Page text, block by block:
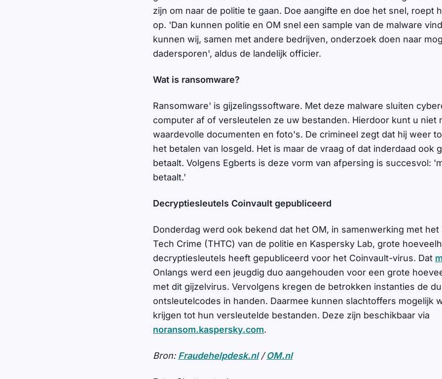
zijn om naar de politie te gaan. Doe aangifte en doe het snel, roept
op. 'Dan kunnen politie en OM snel een sample van de malware
kunnen wij, samen met andere bedrijven, onderzoek doen naar
dadersporen', aldus de landelijk officier.
Wat is ransomware?
Ransomware' is gijzelingssoftware. Met deze malware sluiten
computer af of versleutelen ze uw bestanden. Hierdoor kunt u niet
waardevolle documenten en foto's. De crimineel zegt dat hij weer
het betalen van losgeld. Het is maar de vraag of dat inderdaad ook
betaalt. Volgens Egberts is deze vorm van afpersing is succesvol:
betaalt.'
Decryptiesleutels Coinvault gepubliceerd
Donderdag werd ook bekend dat het OM, in samenwerking met het
Tech Crime (THTC) van de politie en Kaspersky Lab, grote
decryptiesleutels heeft gepubliceerd voor het Coinvault-virus. Dat
Onlangs werd een jeugdig duo aangehouden voor een grote
met dit gijzelvirus. Vervolgens kregen de betrokken instanties de
ontsleutelcodes in handen. Daarmee kunnen slachtoffers mogelijk
krijgen tot hun versleutelde bestanden. Deze zijn beschikbaar via
noransom.kaspersky.com.
Bron: Fraudehelpdesk.nl/OM.nl